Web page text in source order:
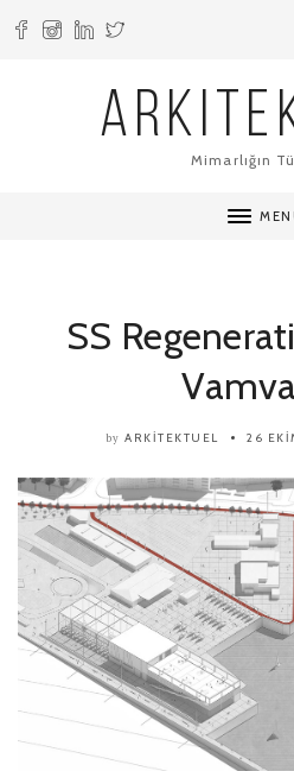
Mimarlığın
SS
by ARKITEKTUEL 26